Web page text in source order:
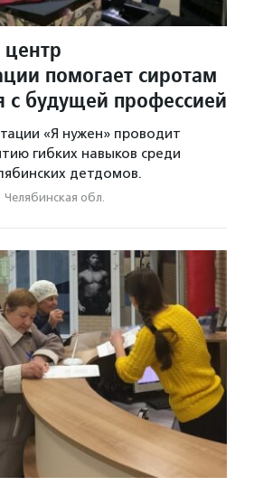
помогает сиротам
с будущей профессией
«Я нужен» проводит
гибких навыков среди
детдомов.
Челябинская обл.